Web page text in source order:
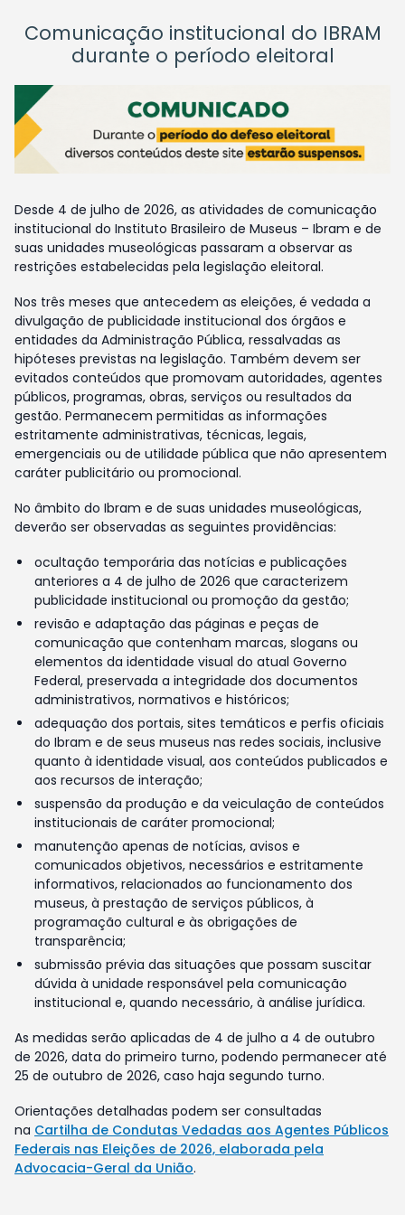
Comunicação institucional do IBRAM
durante o período eleitoral
Desde 4 de julho de 2026, as atividades de comunicação
institucional do Instituto Brasileiro de Museus – Ibram e de
suas unidades museológicas passaram a observar as
restrições estabelecidas pela legislação eleitoral.
Nos três meses que antecedem as eleições, é vedada a
divulgação de publicidade institucional dos órgãos e
entidades da Administração Pública, ressalvadas as
hipóteses previstas na legislação. Também devem ser
evitados conteúdos que promovam autoridades, agentes
públicos, programas, obras, serviços ou resultados da
gestão. Permanecem permitidas as informações
estritamente administrativas, técnicas, legais,
emergenciais ou de utilidade pública que não apresentem
caráter publicitário ou promocional.
No âmbito do Ibram e de suas unidades museológicas,
deverão ser observadas as seguintes providências:
ocultação temporária das notícias e publicações
anteriores a 4 de julho de 2026 que caracterizem
publicidade institucional ou promoção da gestão;
revisão e adaptação das páginas e peças de
comunicação que contenham marcas, slogans ou
elementos da identidade visual do atual Governo
Federal, preservada a integridade dos documentos
administrativos, normativos e históricos;
adequação dos portais, sites temáticos e perfis oficiais
do Ibram e de seus museus nas redes sociais, inclusive
quanto à identidade visual, aos conteúdos publicados e
aos recursos de interação;
suspensão da produção e da veiculação de conteúdos
institucionais de caráter promocional;
manutenção apenas de notícias, avisos e
comunicados objetivos, necessários e estritamente
informativos, relacionados ao funcionamento dos
museus, à prestação de serviços públicos, à
programação cultural e às obrigações de
transparência;
submissão prévia das situações que possam suscitar
dúvida à unidade responsável pela comunicação
institucional e, quando necessário, à análise jurídica.
As medidas serão aplicadas de 4 de julho a 4 de outubro
de 2026, data do primeiro turno, podendo permanecer até
25 de outubro de 2026, caso haja segundo turno.
Orientações detalhadas podem ser consultadas
na Cartilha de Condutas Vedadas aos Agentes Públicos
Federais nas Eleições de 2026, elaborada pela
Advocacia-Geral da União.